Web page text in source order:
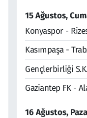
15 Ağustos,
Konyaspor -
Kasımpaşa -
Gençlerbirliği
Gaziantep FK -
16 Ağustos,